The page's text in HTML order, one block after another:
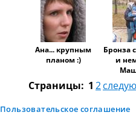
Ана... крупным
планом :)
Бронза
и
Страницы: 1 2
Пользовательское соглашение